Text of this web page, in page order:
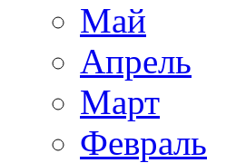
Май
Апрель
Март
Февраль